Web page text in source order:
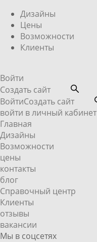
Дизайны
Цены
Возможности
Клиенты
Войти
Создать сайт
ВойтиСоздать сайт
войти в личный кабинет
Главная
Дизайны
Возможности
цены
контакты
блог
Справочный центр
Клиенты
отзывы
вакансии
Мы в соцсетях